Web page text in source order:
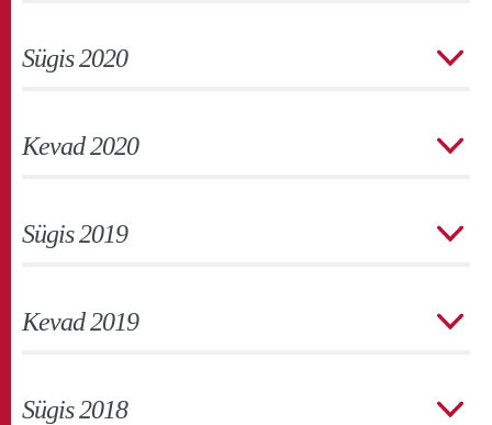
Sügis 2020
Kevad 2020
Sügis 2019
Kevad 2019
Sügis 2018